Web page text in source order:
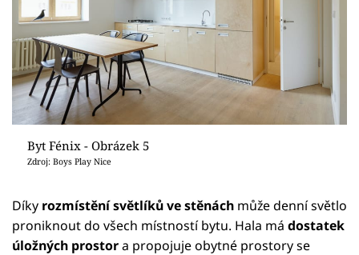
Byt Fénix - Obrázek 5
Zdroj: Boys Play Nice
Díky rozmístění světlíků ve stěnách může denní světlo
proniknout do všech místností bytu. Hala má dostatek
úložných prostora propojuje obytné prostory se